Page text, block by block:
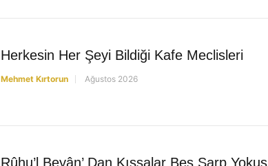
Herkesin Her Şeyi Bildiği Kafe Meclisleri
Mehmet Kırtorun Ağustos 2026
Rûhu’l Beyân’ Dan Kıssalar Beş Sarp Yokuş